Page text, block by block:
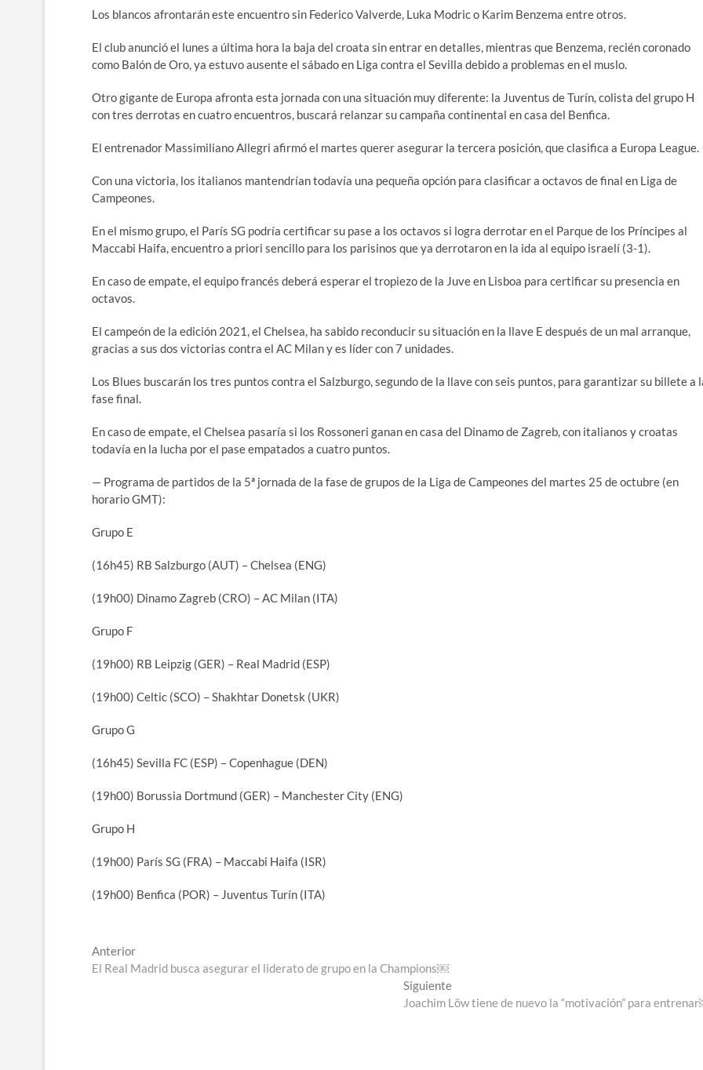
Los blancos afrontarán este encuentro sin Federico Valverde, Luka Modric o Karim Benzema entre otros.
El club anunció el lunes a última hora la baja del croata sin entrar en detalles, mientras que Benzema, recién coronado
como Balón de Oro, ya estuvo ausente el sábado en Liga contra el Sevilla debido a problemas en el muslo.
Otro gigante de Europa afronta esta jornada con una situación muy diferente: la Juventus de Turín, colista del grupo H
con tres derrotas en cuatro encuentros, buscará relanzar su campaña continental en casa del Benfica.
El entrenador Massimiliano Allegri afirmó el martes querer asegurar la tercera posición, que clasifica a Europa League.
Con una victoria, los italianos mantendrían todavía una pequeña opción para clasificar a octavos de final en Liga de
Campeones.
En el mismo grupo, el París SG podría certificar su pase a los octavos si logra derrotar en el Parque de los Príncipes al
Maccabi Haifa, encuentro a priori sencillo para los parisinos que ya derrotaron en la ida al equipo israelí (3-1).
En caso de empate, el equipo francés deberá esperar el tropiezo de la Juve en Lisboa para certificar su presencia en
octavos.
El campeón de la edición 2021, el Chelsea, ha sabido reconducir su situación en la llave E después de un mal arranque,
gracias a sus dos victorias contra el AC Milan y es líder con 7 unidades.
Los Blues buscarán los tres puntos contra el Salzburgo, segundo de la llave con seis puntos, para garantizar su billete a
fase final.
En caso de empate, el Chelsea pasaría si los Rossoneri ganan en casa del Dinamo de Zagreb, con italianos y croatas
todavía en la lucha por el pase empatados a cuatro puntos.
— Programa de partidos de la 5ª jornada de la fase de grupos de la Liga de Campeones del martes 25 de octubre (en
horario GMT):
Grupo E
(16h45) RB Salzburgo (AUT) – Chelsea (ENG)
(19h00) Dinamo Zagreb (CRO) – AC Milan (ITA)
Grupo F
(19h00) RB Leipzig (GER) – Real Madrid (ESP)
(19h00) Celtic (SCO) – Shakhtar Donetsk (UKR)
Grupo G
(16h45) Sevilla FC (ESP) – Copenhague (DEN)
(19h00) Borussia Dortmund (GER) – Manchester City (ENG)
Grupo H
(19h00) París SG (FRA) – Maccabi Haifa (ISR)
(19h00) Benfica (POR) – Juventus Turín (ITA)
Navegación
de
AnteriorEntrada
anterior:
El Real Madrid busca asegurar el liderato de grupo en la Champions￼
SiguienteEntrada
siguiente:
Joachim Löw tiene de nuevo la “motivación” para